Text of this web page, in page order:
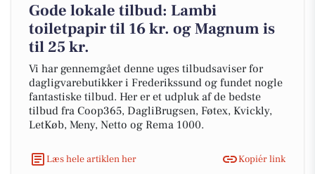
Gode lokale tilbud: Lambi
toiletpapir til 16 kr. og Magnum is
til 25 kr.
Vi har gennemgået denne uges tilbudsaviser for
dagligvarebutikker i Frederikssund og fundet nogle
fantastiske tilbud. Her er et udpluk af de bedste
tilbud fra Coop365, DagliBrugsen, Føtex, Kvickly,
LetKøb, Meny, Netto og Rema 1000.
Læs hele artiklen her Kopiér link